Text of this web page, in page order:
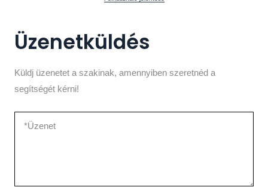
Üzenetküldés
Küldj üzenetet a szakinak, amennyiben szeretnéd a
segítségét kérni!